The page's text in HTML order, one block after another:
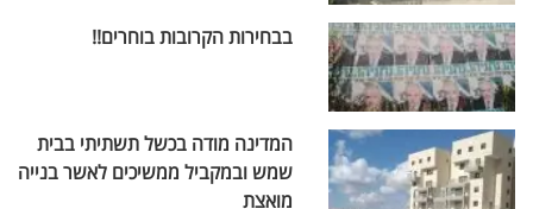
בבחירות הקרובות בוחרים!!
המדינה מודה בכשל תשתיתי בבית
שמש ובמקביל ממשיכים לאשר בנייה
מואצת